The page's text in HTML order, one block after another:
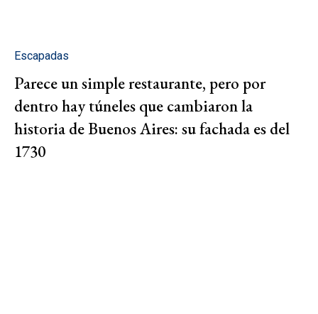
Escapadas
Parece un simple restaurante, pero por
dentro hay túneles que cambiaron la
historia de Buenos Aires: su fachada es del
1730